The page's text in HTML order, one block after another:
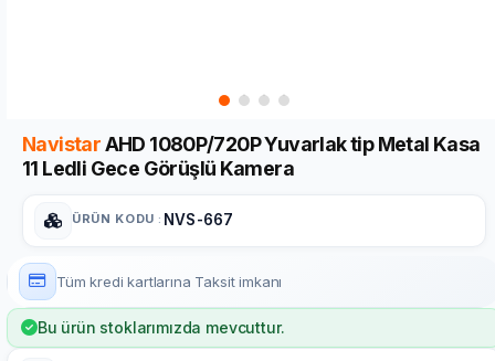
NavistarAHD 1080P/720P Yuvarlak tip Metal Kasa
11 Ledli Gece Görüşlü Kamera
ÜRÜN KODU : NVS-667
Tüm kredi kartlarına Taksit imkanı
Bu ürün stoklarımızda mevcuttur.